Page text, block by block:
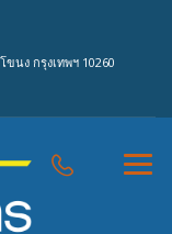
นง กรุงเทพฯ 10260